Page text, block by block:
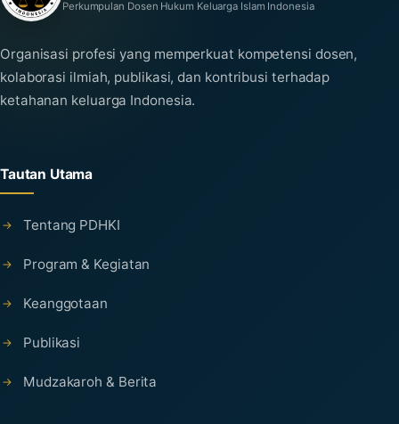
Perkumpulan Dosen Hukum Keluarga Islam Indonesia
Organisasi profesi yang memperkuat kompetensi dosen,
kolaborasi ilmiah, publikasi, dan kontribusi terhadap
ketahanan keluarga Indonesia.
Tautan Utama
Tentang PDHKI
Program & Kegiatan
Keanggotaan
Publikasi
Mudzakaroh & Berita